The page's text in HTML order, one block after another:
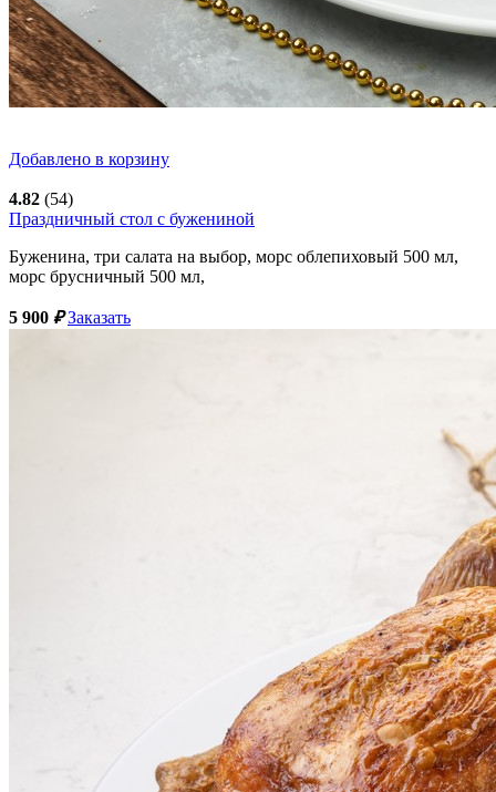
Добавлено в корзину
4.82 (54)
Праздничный стол с бужениной
Буженина, три салата на выбор, морс облепиховый 500 мл,
морс брусничный 500 мл,
5 900 ₽ Заказать